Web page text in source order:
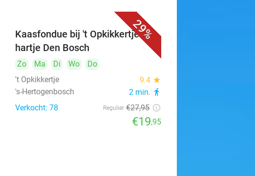
29%
Kaasfondue bij 't Opkikkertje in
hartje Den Bosch
Zo Ma Di Wo
Do
't Opkikkertje
9.4 star
's-Hertogenbosch 2 min. directions_walk
Verkocht: 78 Regulier €27,95
€19,95